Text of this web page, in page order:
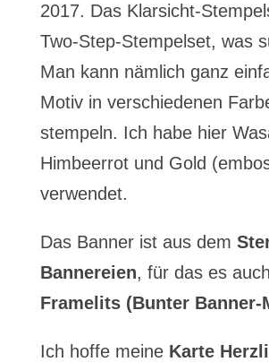
2017. Das Klarsicht-
Two-Step-Stempelset, was
Man kann nämlich ganz
Motiv in verschiedenen
stempeln. Ich habe hier
Himbeerrot und Gold
verwendet.
Das Banner ist aus dem
Bannereien, für das es
Framelits (Bunter Banner-
Ich hoffe meine Karte